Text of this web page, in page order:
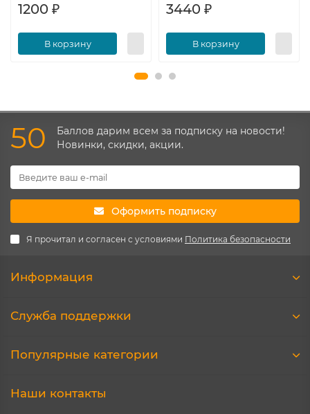
1200 ₽
В корзину
3440 ₽
В корзину
50
Баллов дарим всем за подписку на новости!
Новинки, скидки, акции.
Оформить подписку
Я прочитал и согласен с условиями Политика безопасности
Информация
Служба поддержки
Популярные категории
Наши контакты